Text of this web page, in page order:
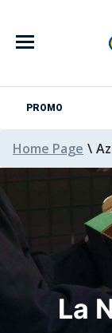
PROMO
Home Page \
La